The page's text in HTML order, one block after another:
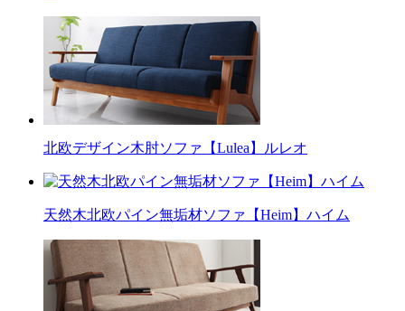
北欧デザイン木肘ソファ【Lulea】ルレオ
天然木北欧パイン無垢材ソファ【Heim】ハイム